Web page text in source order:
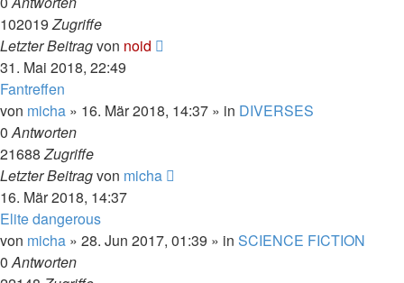
102019Zugriffe
Letzter Beitragvon noid
31. Mai 2018, 22:49
Fantreffen
von micha » 16. Mär 2018, 14:37 » in DIVERSES
0Antworten
21688Zugriffe
Letzter Beitragvon micha
16. Mär 2018, 14:37
Elite dangerous
von micha » 28. Jun 2017, 01:39 » in SCIENCE FICTION
0Antworten